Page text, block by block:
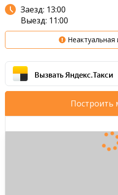
Заезд: 13:00
Выезд: 11:00
Вызвать Яндекс.Такси
Построить